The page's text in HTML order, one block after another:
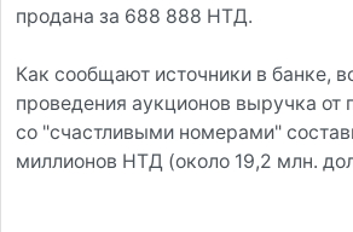
продана за 688 888 НТД.
Как сообщают источники в банке,
проведения аукционов выручка от
со "счастливыми номерами"
миллионов НТД (около 19,2 млн.